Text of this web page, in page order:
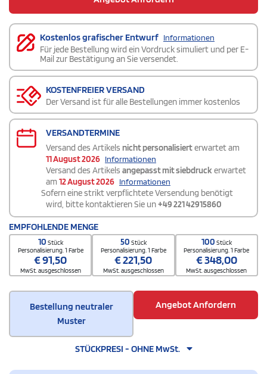
Kostenlos grafischer Entwurf Informationen
Für jede Bestellung wird ein Vordruck simuliert und per E-
Mail zur Bestätigung an Sie versendet.
KOSTENFREIER VERSAND
Der Versand ist für alle Bestellungen immer kostenlos
VERSANDTERMINE
Versand des Artikels nicht personalisierterwartet am
11 August 2026 Informationen
Versand des Artikels angepasst mit siebdruckerwartet
am 12 August 2026 Informationen
Sofern eine strikt verpflichtete Versendung benötigt
wird, bitte kontaktieren Sie un+49 221 42915860
EMPFOHLENDE MENGE
10 Stück
Personalisierung. 1 Farbe
€91,50
MwSt. ausgeschlossen
50 Stück
Personalisierung. 1 Farbe
€221,50
MwSt. ausgeschlossen
100 Stück
Personalisierung. 1 Farbe
€348,00
MwSt. ausgeschlossen
Bestellung neutraler
Muster
Angebot Anfordern
STÜCKPRESI - OHNE MwSt.